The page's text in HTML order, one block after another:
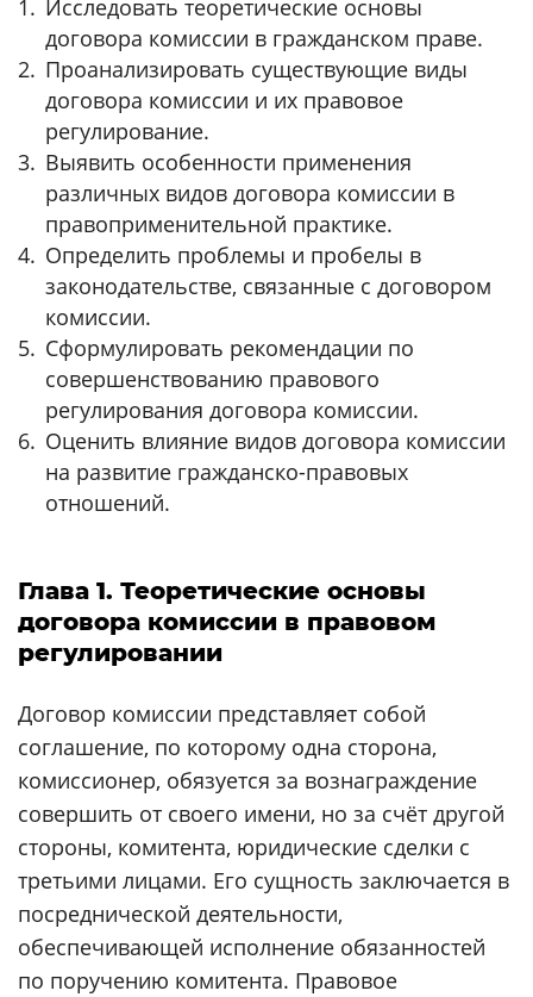
Исследовать теоретические основы
договора комиссии в гражданском праве.
Проанализировать существующие виды
договора комиссии и их правовое
регулирование.
Выявить особенности применения
различных видов договора комиссии в
правоприменительной практике.
Определить проблемы и пробелы в
законодательстве, связанные с договором
комиссии.
Сформулировать рекомендации по
совершенствованию правового
регулирования договора комиссии.
Оценить влияние видов договора комиссии
на развитие гражданско-правовых
отношений.
Глава 1. Теоретические основы
договора комиссии в правовом
регулировании
Договор комиссии представляет собой
соглашение, по которому одна сторона,
комиссионер, обязуется за вознаграждение
совершить от своего имени, но за счёт другой
стороны, комитента, юридические сделки с
третьими лицами. Его сущность заключается в
посреднической деятельности,
обеспечивающей исполнение обязанностей
по поручению комитента. Правовое